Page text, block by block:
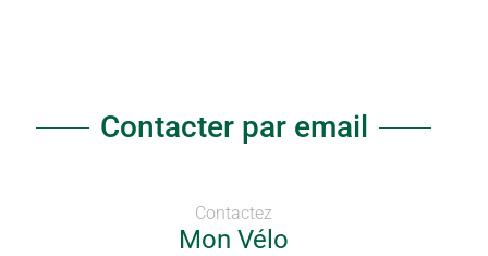
Contacter par email
Contactez
Mon Vélo